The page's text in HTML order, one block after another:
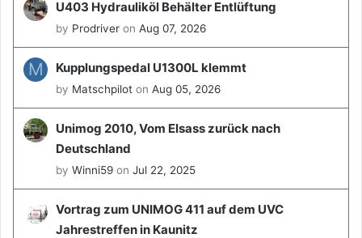
🚚
U403 Hydrauliköl Behälter Entlüftung
by Prodriver on Aug 07, 2026
M Kupplungspedal U1300L klemmt
by Matschpilot on Aug 05, 2026
Unimog 2010, Vom Elsass zurück nach
Deutschland
by Winni59 on Jul 22, 2025
Vortrag zum UNIMOG 411 auf dem UVC
Jahrestreffen in Kaunitz